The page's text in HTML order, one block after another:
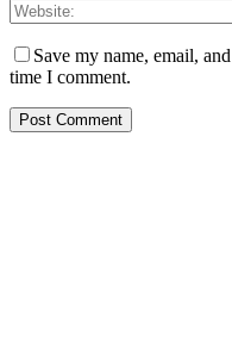
Save my name, email,
time I comment.